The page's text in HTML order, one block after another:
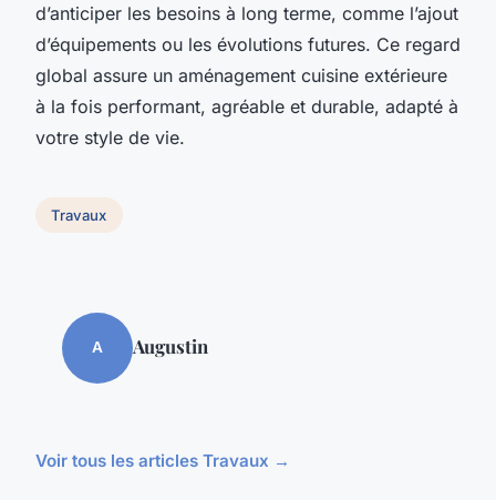
d’anticiper les besoins à long terme, comme l’ajout
d’équipements ou les évolutions futures. Ce regard
global assure un aménagement cuisine extérieure
à la fois performant, agréable et durable, adapté à
votre style de vie.
Travaux
A Augustin
Voir tous les articles Travaux →